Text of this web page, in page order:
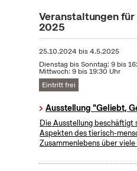
Veranstaltungen
2025
25.10.2024 bis4.5.2025
Dienstag bis Sonntag: 9 bis
Mittwoch: 9 bis 19:30 Uhr
Eintritt frei
Ausstellung "Geliebt,
Die Ausstellung beschäftigt
Aspekten des tierisch-
Zusammenlebens über